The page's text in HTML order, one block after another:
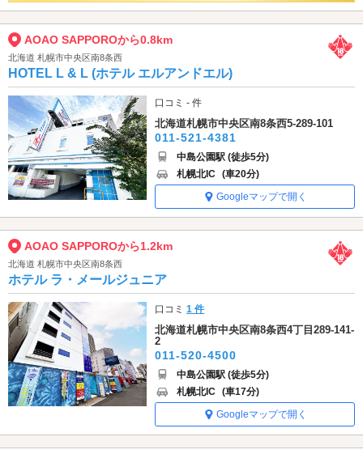
AOAO SAPPOROから0.8km
北海道 札幌市中央区南8条西
HOTEL L & L (ホテル エルアンドエル)
口コミ - 件
北海道札幌市中央区南8条西5-289-101
011-521-4381
中島公園駅 (徒歩5分)
札幌北IC (車20分)
Googleマップで開く
AOAO SAPPOROから1.2km
北海道 札幌市中央区南8条西
ホテル ラ・メールジュニア
口コミ1 件
北海道札幌市中央区南8条西4丁目289-141-
2
011-520-4500
中島公園駅 (徒歩5分)
札幌北IC (車17分)
Googleマップで開く